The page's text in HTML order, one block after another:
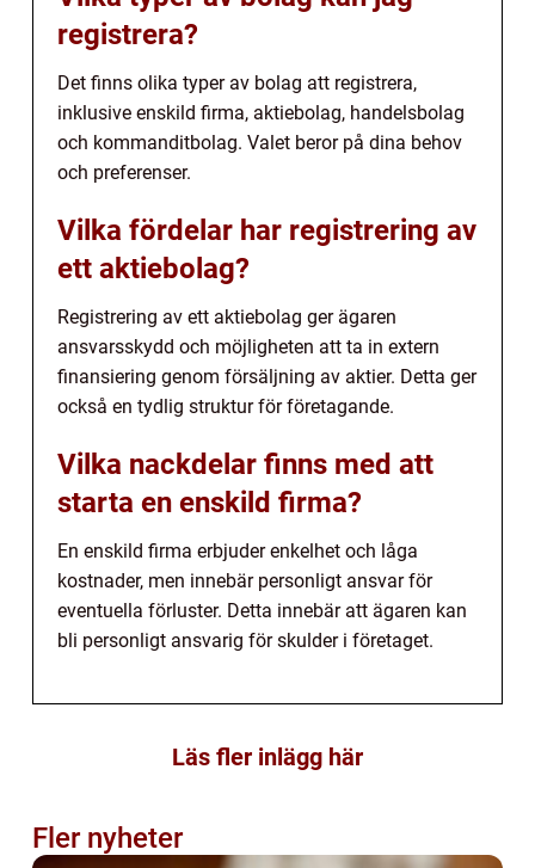
registrera?
Det finns olika typer av bolag att registrera,
inklusive enskild firma, aktiebolag, handelsbolag
och kommanditbolag. Valet beror på dina behov
och preferenser.
Vilka fördelar har registrering av
ett aktiebolag?
Registrering av ett aktiebolag ger ägaren
ansvarsskydd och möjligheten att ta in extern
finansiering genom försäljning av aktier. Detta ger
också en tydlig struktur för företagande.
Vilka nackdelar finns med att
starta en enskild firma?
En enskild firma erbjuder enkelhet och låga
kostnader, men innebär personligt ansvar för
eventuella förluster. Detta innebär att ägaren kan
bli personligt ansvarig för skulder i företaget.
Läs fler inlägg här
Fler nyheter